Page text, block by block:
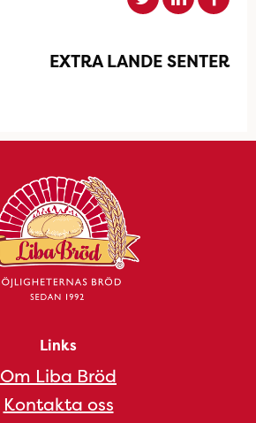
EXTRA LANDE SENTER
Links
Om Liba Bröd
Kontakta oss